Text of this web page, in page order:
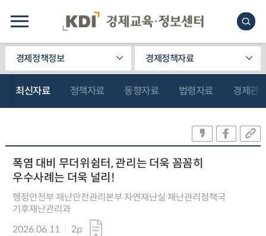
경제정책정보 경제정책자료
최신자료 정책자료 동향자료 법령자료 경제관
폭염 대비 무더위쉼터, 관리는 더욱 꼼꼼히
우수사례는 더욱 널리!
행정안전부 재난안전관리본부 자연재난실 재난관리정책국
기후재난관리과
2026.06.11
2p